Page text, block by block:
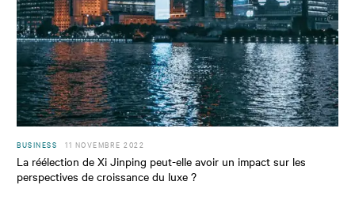
BUSINESS 11 NOVEMBRE 2022
La réélection de Xi Jinping peut-elle avoir un impact sur les
perspectives de croissance du luxe ?